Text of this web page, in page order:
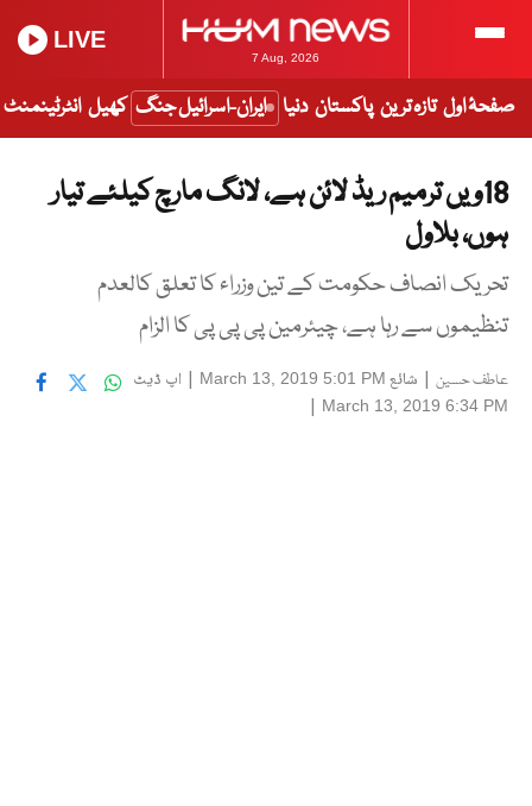
7 Aug, 2026
LIVE
صفحۂ اول تازہ ترین پاکستان دنیا ایران-اسرائیل جنگ کھیل انٹرٹینمنٹ
18ویں ترمیم ریڈ لائن ہے، لانگ مارچ کیلئے تیار
ہوں، بلاول
تحریک انصاف حکومت کے تین وزراء کا تعلق کالعدم
تنظیموں سے رہا ہے، چیئرمین پی پی پی کا الزام
عاطف حسین | شائع March 13, 2019 5:01 PM
| اپ ڈیٹ
March 13, 2019 6:34 PM
|